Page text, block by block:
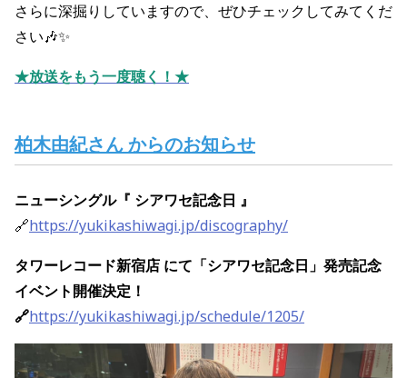
さらに深掘りしていますので、ぜひチェックしてみてくだ
さい🎶✨
★放送をもう一度聴く！★
柏木由紀さん からのお知らせ
ニューシングル『 シアワセ記念日 』
🔗https://yukikashiwagi.jp/discography/
タワーレコード新宿店 にて「シアワセ記念日」発売記念
イベント開催決定！
🔗https://yukikashiwagi.jp/schedule/1205/